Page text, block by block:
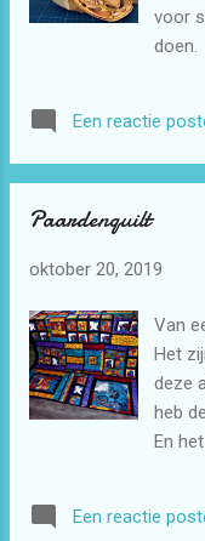
voor
doen.
Maar
Een reactie
Paardenquilt
oktober 20, 2019
Van
Het
deze
heb
En
Een reactie